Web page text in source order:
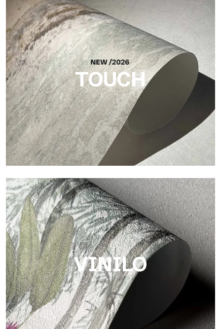
Craft
Acabado inspirado en las fibras naturales, con un relieve
esencial que aporta equilibrio, profundidad y una materialidad
elegante a la superficie.
TOUCH
Touch
Acabado con trama fibrosa e irregular, con una textura suave
que aporta calidez y autenticidad a la superficie.
VINILO